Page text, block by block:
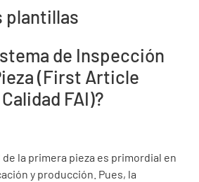
plantillas
de Inspección
(First Article
FAI)?
la primera pieza es primordial en
y producción. Pues, la